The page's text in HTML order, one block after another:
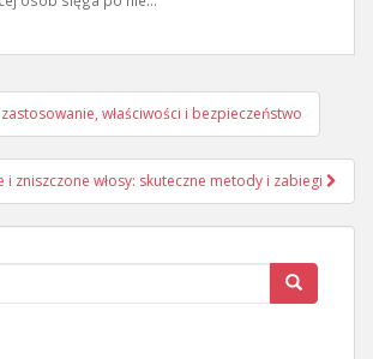
właściwości i bezpieczeństwo
i zniszczone włosy: skuteczne metody i zabiegi